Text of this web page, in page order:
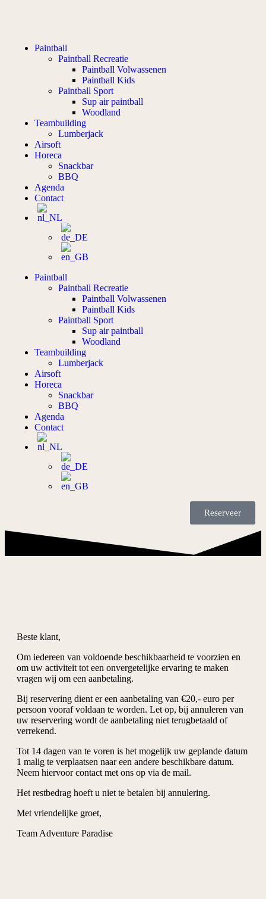
Paintball
Paintball Recreatie
Paintball Volwassenen
Paintball Kids
Paintball Sport
Sup air paintball
Woodland
Teambuilding
Lumberjack
Airsoft
Horeca
Snackbar
BBQ
Agenda
Contact
Paintball
Paintball Recreatie
Paintball Volwassenen
Paintball Kids
Paintball Sport
Sup air paintball
Woodland
Teambuilding
Lumberjack
Airsoft
Horeca
Snackbar
BBQ
Agenda
Contact
Reserveer
Beste klant,
Om iedereen van voldoende beschikbaarheid te voorzien en
om uw activiteit tot een onvergetelijke ervaring te maken
vragen wij om een aanbetaling.
Bij reservering dient er een aanbetaling van €20,- euro per
persoon vooraf voldaan te worden. Let op, bij annuleren van
uw reservering wordt de aanbetaling niet terugbetaald of
verrekend.
Tot 14 dagen van te voren is het mogelijk uw geplande datum
1 malig te verplaatsen naar een andere beschikbare datum.
Neem hiervoor contact met ons op via de mail.
Het restbedrag hoeft u niet te betalen bij annulering.
Met vriendelijke groet,
Team Adventure Paradise